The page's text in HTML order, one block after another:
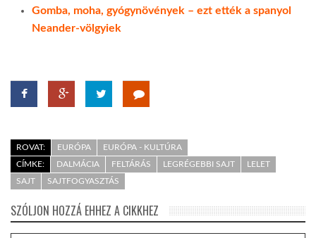
Gomba, moha, gyógynövények – ezt ették a spanyol
Neander-völgyiek
ROVAT: EURÓPA
EURÓPA - KULTÚRA
CÍMKE:
DALMÁCIA FELTÁRÁS LEGRÉGEBBI SAJT
LELET
SAJT
SAJTFOGYASZTÁS
SZÓLJON HOZZÁ EHHEZ A CIKKHEZ